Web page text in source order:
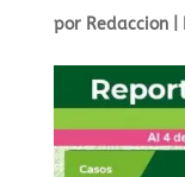
por Redaccion|